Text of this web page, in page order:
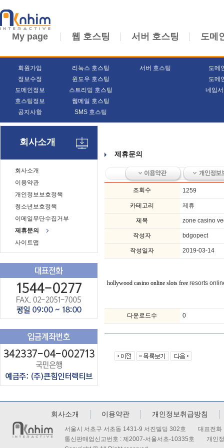
My page 웹 호스팅 서버 호스팅 도메
회원가입
정보수정
도메인정보
호스팅정보
공지사항
리눅스 호스팅
윈도우 호스팅
스트리밍 호스팅
웹메일 호스팅
SMS 호스팅
서버 호스팅
도메
도메
네임
회사소개
회사소개
이용약관
개인정보보호정책
청소년보호정책
이메일무단수집거부
제휴문의
사이트맵
제휴문의
조회수 1259
카테고리 제휴
제목 zone casino
작성자 bdgopect
작성일자 2019-03-14
hollywood casino online slots free resorts
다운로드수 0
회사소개 이용약관 개인정보취급방침
서울시 서초구 서초동 1431-9 서진빌딩 302호 대표
통신판매업신고번호 : 제2007-서울서초-10335호 개인정